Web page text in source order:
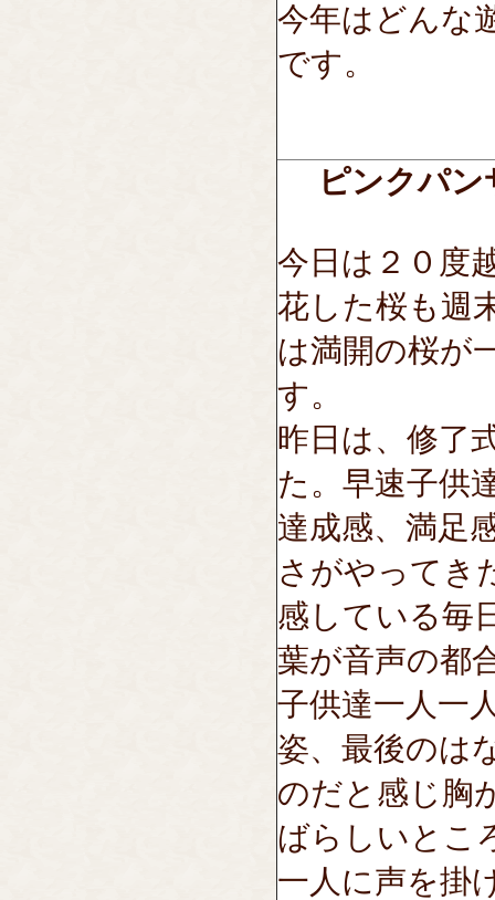
今年はどんな
です。
ピンクパン
今日は２０度
花した桜も週
は満開の桜が
す。
昨日は、修了
た。早速子供
達成感、満足
さがやってき
感している毎
葉が音声の都
子供達一人一
姿、最後のは
のだと感じ胸
ばらしいとこ
一人に声を掛